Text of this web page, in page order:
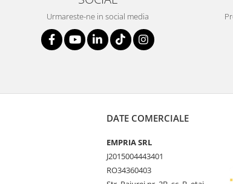
Urmareste-ne in social media
DATE COMERCIALE
EMPRIA SRL
J2015004443401
RO34360403